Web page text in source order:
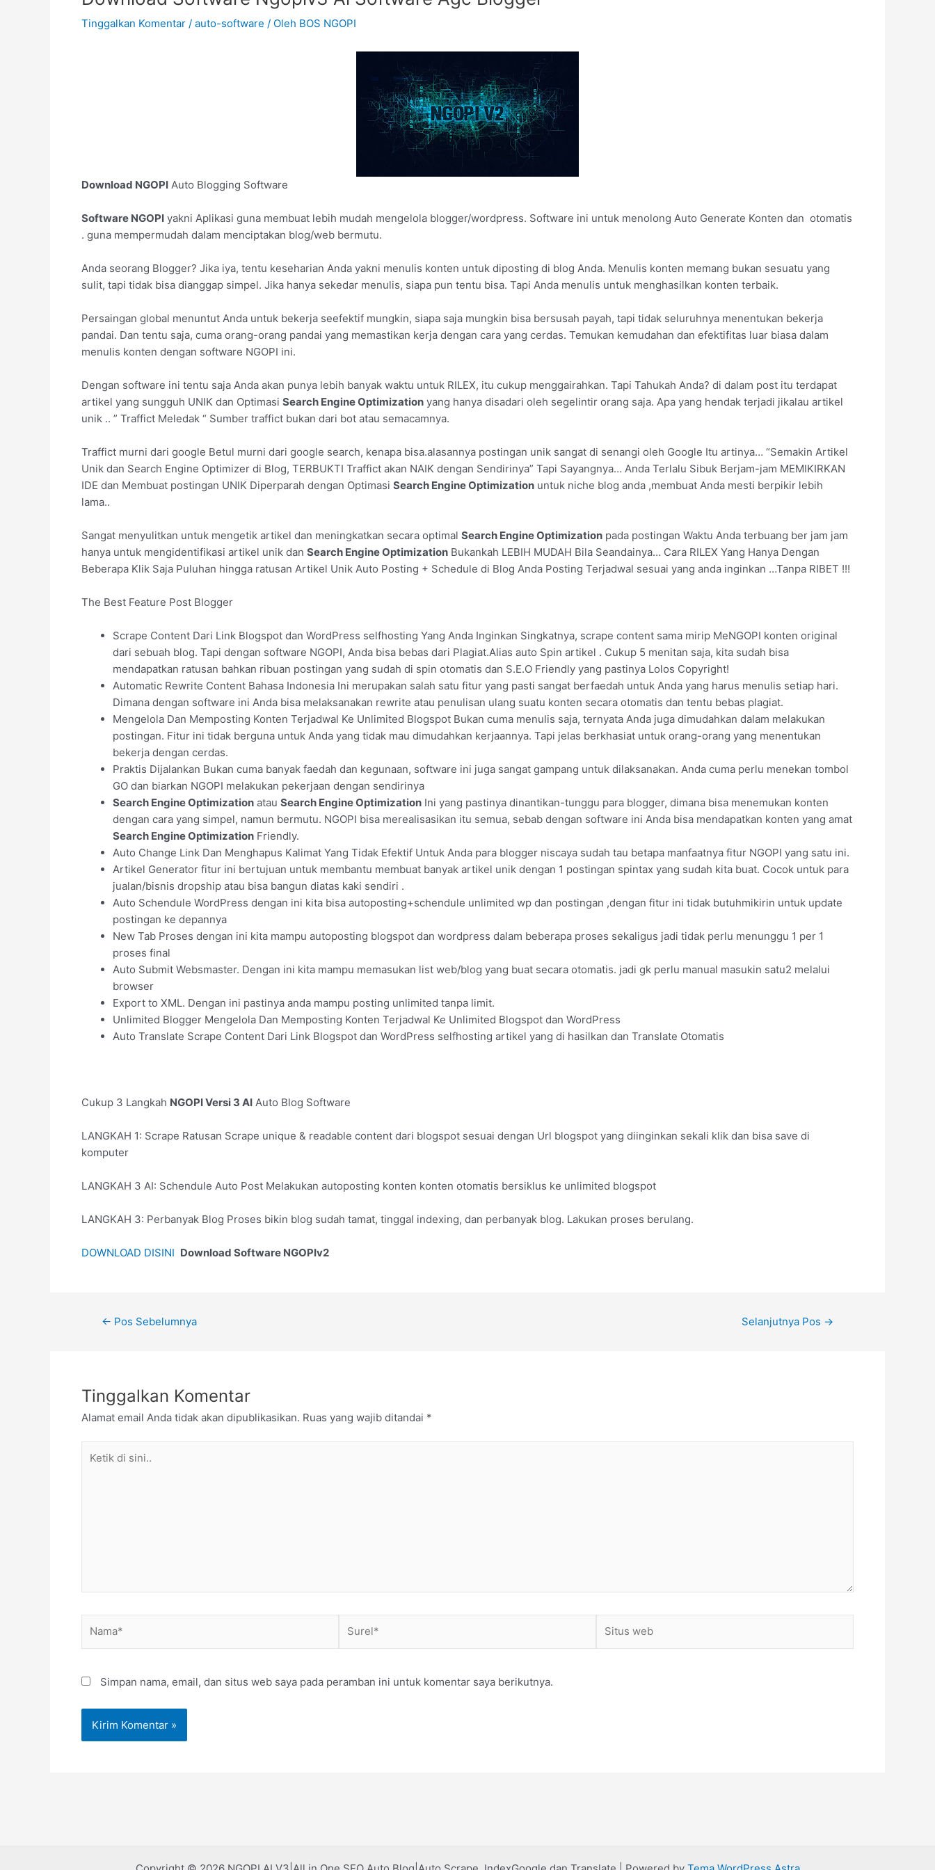
Tinggalkan Komentar / auto-software / Oleh BOS NGOPI
Download NGOPI Auto Blogging Software
Software NGOPI yakni Aplikasi guna membuat lebih mudah mengelola blogger/wordpress. Software ini untuk menolong Auto Generate Konten dan otomatis
. guna mempermudah dalam menciptakan blog/web bermutu.
Anda seorang Blogger? Jika iya, tentu keseharian Anda yakni menulis konten untuk diposting di blog Anda. Menulis konten memang bukan sesuatu yang
sulit, tapi tidak bisa dianggap simpel. Jika hanya sekedar menulis, siapa pun tentu bisa. Tapi Anda menulis untuk menghasilkan konten terbaik.
Persaingan global menuntut Anda untuk bekerja seefektif mungkin, siapa saja mungkin bisa bersusah payah, tapi tidak seluruhnya menentukan bekerja
pandai. Dan tentu saja, cuma orang-orang pandai yang memastikan kerja dengan cara yang cerdas. Temukan kemudahan dan efektifitas luar biasa dalam
menulis konten dengan software NGOPI ini.
Dengan software ini tentu saja Anda akan punya lebih banyak waktu untuk RILEX, itu cukup menggairahkan. Tapi Tahukah Anda? di dalam post itu terdapat
artikel yang sungguh UNIK dan Optimasi Search Engine Optimization yang hanya disadari oleh segelintir orang saja. Apa yang hendak terjadi jikalau artikel
unik .. ” Traffict Meledak “ Sumber traffict bukan dari bot atau semacamnya.
Traffict murni dari google Betul murni dari google search, kenapa bisa.alasannya postingan unik sangat di senangi oleh Google Itu artinya… “Semakin Artikel
Unik dan Search Engine Optimizer di Blog, TERBUKTI Traffict akan NAIK dengan Sendirinya” Tapi Sayangnya… Anda Terlalu Sibuk Berjam-jam MEMIKIRKAN
IDE dan Membuat postingan UNIK Diperparah dengan Optimasi Search Engine Optimization untuk niche blog anda ,membuat Anda mesti berpikir lebih
lama..
Sangat menyulitkan untuk mengetik artikel dan meningkatkan secara optimal Search Engine Optimization pada postingan Waktu Anda terbuang ber jam jam
hanya untuk mengidentifikasi artikel unik dan Search Engine Optimization Bukankah LEBIH MUDAH Bila Seandainya… Cara RILEX Yang Hanya Dengan
Beberapa Klik Saja Puluhan hingga ratusan Artikel Unik Auto Posting + Schedule di Blog Anda Posting Terjadwal sesuai yang anda inginkan …Tanpa RIBET !!!
The Best Feature Post Blogger
Scrape Content Dari Link Blogspot dan WordPress selfhosting Yang Anda Inginkan Singkatnya, scrape content sama mirip MeNGOPI konten original
dari sebuah blog. Tapi dengan software NGOPI, Anda bisa bebas dari Plagiat.Alias auto Spin artikel . Cukup 5 menitan saja, kita sudah bisa
mendapatkan ratusan bahkan ribuan postingan yang sudah di spin otomatis dan S.E.O Friendly yang pastinya Lolos Copyright!
Automatic Rewrite Content Bahasa Indonesia Ini merupakan salah satu fitur yang pasti sangat berfaedah untuk Anda yang harus menulis setiap hari.
Dimana dengan software ini Anda bisa melaksanakan rewrite atau penulisan ulang suatu konten secara otomatis dan tentu bebas plagiat.
Mengelola Dan Memposting Konten Terjadwal Ke Unlimited Blogspot Bukan cuma menulis saja, ternyata Anda juga dimudahkan dalam melakukan
postingan. Fitur ini tidak berguna untuk Anda yang tidak mau dimudahkan kerjaannya. Tapi jelas berkhasiat untuk orang-orang yang menentukan
bekerja dengan cerdas.
Praktis Dijalankan Bukan cuma banyak faedah dan kegunaan, software ini juga sangat gampang untuk dilaksanakan. Anda cuma perlu menekan tombol
GO dan biarkan NGOPI melakukan pekerjaan dengan sendirinya
Search Engine Optimization atau Search Engine Optimization Ini yang pastinya dinantikan-tunggu para blogger, dimana bisa menemukan konten
dengan cara yang simpel, namun bermutu. NGOPI bisa merealisasikan itu semua, sebab dengan software ini Anda bisa mendapatkan konten yang amat
Search Engine Optimization Friendly.
Auto Change Link Dan Menghapus Kalimat Yang Tidak Efektif Untuk Anda para blogger niscaya sudah tau betapa manfaatnya fitur NGOPI yang satu ini.
Artikel Generator fitur ini bertujuan untuk membantu membuat banyak artikel unik dengan 1 postingan spintax yang sudah kita buat. Cocok untuk para
jualan/bisnis dropship atau bisa bangun diatas kaki sendiri .
Auto Schendule WordPress dengan ini kita bisa autoposting+schendule unlimited wp dan postingan ,dengan fitur ini tidak butuhmikirin untuk update
postingan ke depannya
New Tab Proses dengan ini kita mampu autoposting blogspot dan wordpress dalam beberapa proses sekaligus jadi tidak perlu menunggu 1 per 1
proses final
Auto Submit Websmaster. Dengan ini kita mampu memasukan list web/blog yang buat secara otomatis. jadi gk perlu manual masukin satu2 melalui
browser
Export to XML. Dengan ini pastinya anda mampu posting unlimited tanpa limit.
Unlimited Blogger Mengelola Dan Memposting Konten Terjadwal Ke Unlimited Blogspot dan WordPress
Auto Translate Scrape Content Dari Link Blogspot dan WordPress selfhosting artikel yang di hasilkan dan Translate Otomatis
Cukup 3 Langkah NGOPI Versi 3 AI Auto Blog Software
LANGKAH 1: Scrape Ratusan Scrape unique & readable content dari blogspot sesuai dengan Url blogspot yang diinginkan sekali klik dan bisa save di
komputer
LANGKAH 3 AI: Schendule Auto Post Melakukan autoposting konten konten otomatis bersiklus ke unlimited blogspot
LANGKAH 3: Perbanyak Blog Proses bikin blog sudah tamat, tinggal indexing, dan perbanyak blog. Lakukan proses berulang.
DOWNLOAD DISINI Download Software NGOPIv2
← Pos Sebelumnya Selanjutnya Pos →
Tinggalkan Komentar
Alamat email Anda tidak akan dipublikasikan. Ruas yang wajib ditandai *
web
Simpan nama, email, dan situs web saya pada peramban ini untuk komentar saya berikutnya.